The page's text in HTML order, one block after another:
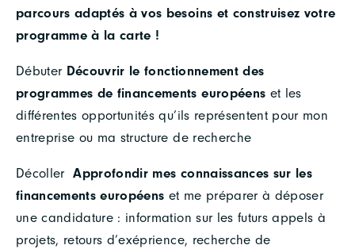
parcours adaptés à vos besoins et construisez votre
programme à la carte !
Débuter Découvrir le fonctionnement des
programmes de financements européens et les
différentes opportunités qu’ils représentent pour mon
entreprise ou ma structure de recherche
DécollerApprofondir mes connaissances sur les
financements européens et me préparer à déposer
une candidature : information sur les futurs appels à
projets, retours d’exéprience, recherche de